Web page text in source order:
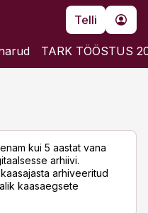
Telli
TARK TÖÖSTUS
kui 5 aastat vana
arhiivi.
arhiveeritud
kaasaegsete